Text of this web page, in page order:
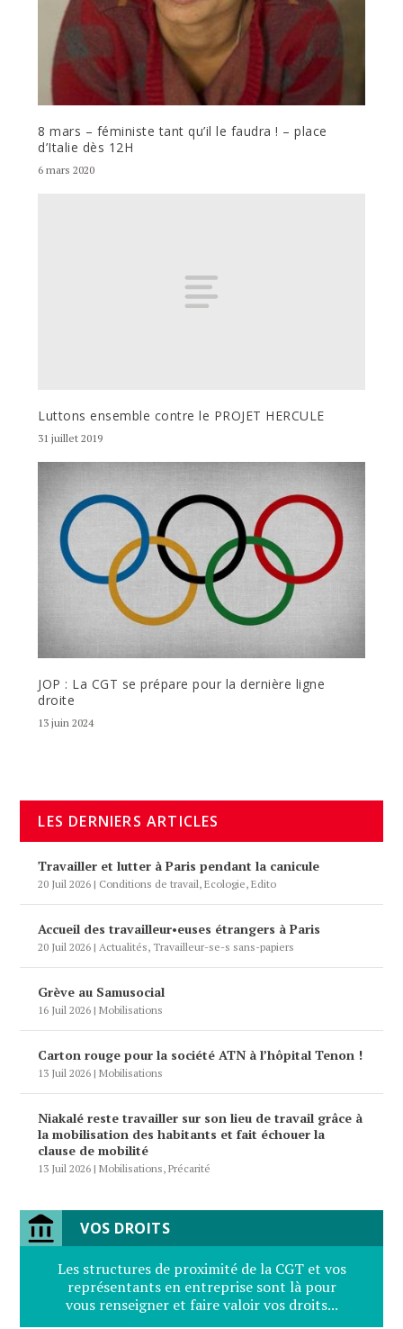
8 mars – féministe tant qu’il le faudra ! – place
d’Italie dès 12H
6 mars 2020
Luttons ensemble contre le PROJET HERCULE
31 juillet 2019
JOP : La CGT se prépare pour la dernière ligne
droite
13 juin 2024
LES DERNIERS ARTICLES
Travailler et lutter à Paris pendant la canicule
20 Juil 2026 | Conditions de travail,Ecologie,Edito
Accueil des travailleur•euses étrangers à Paris
20 Juil 2026 |Actualités, Travailleur-se-s sans-papiers
Grève au Samusocial
16 Juil 2026 |Mobilisations
Carton rouge pour la société ATN à l’hôpital Tenon !
13 Juil 2026 |Mobilisations
Niakalé reste travailler sur son lieu de travail grâce à
la mobilisation des habitants et fait échouer la
clause de mobilité
13 Juil 2026 |Mobilisations,Précarité
VOS DROITS
Les structures de proximité de la CGT et vos
représentants en entreprise sont là pour
vous renseigner et faire valoir vos droits...